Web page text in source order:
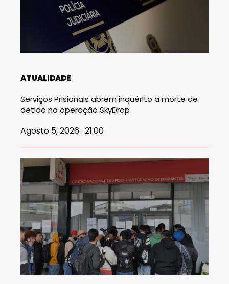
ATUALIDADE
Serviços Prisionais abrem inquérito a morte de
detido na operação SkyDrop
Agosto 5, 2026 . 21:00